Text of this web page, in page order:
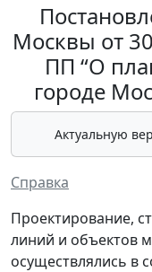
Москвы от
ПП “О
городе
Актуальную
Справка
Проектирование,
линий и объектов
осуществлялись в